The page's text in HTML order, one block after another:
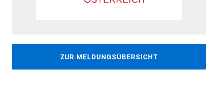
ZUR MELDUNGSÜBERSICHT